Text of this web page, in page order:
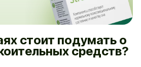
стоит подумать о
средств?